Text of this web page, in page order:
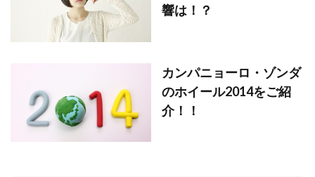
響は！？
カンパニョーロ・ゾンダ
のホイール2014をご紹
介！！